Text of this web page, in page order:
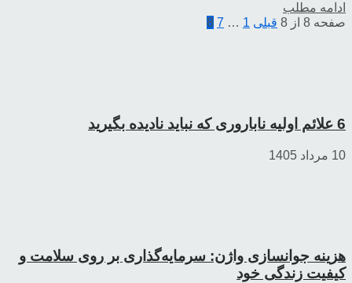
ادامه مطلب
صفحه 8 از 8
قبلی 1
…
7
8
6 علائم اولیه ناباروری که نباید نادیده بگیرید
10 مرداد 1405
هزینه جوانسازی واژن: سرمایه‌گذاری بر روی سلامت و
کیفیت زندگی خود